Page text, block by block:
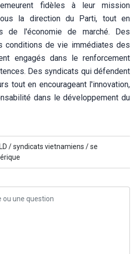
fidèles à leur mission
la direction du Parti, tout en
de l'économie de marché. Des
conditions de vie immédiates des
engagés dans le renforcement
Des syndicats qui défendent
tout en encourageant l'innovation,
dans le développement du
/syndicats vietnamiens /se